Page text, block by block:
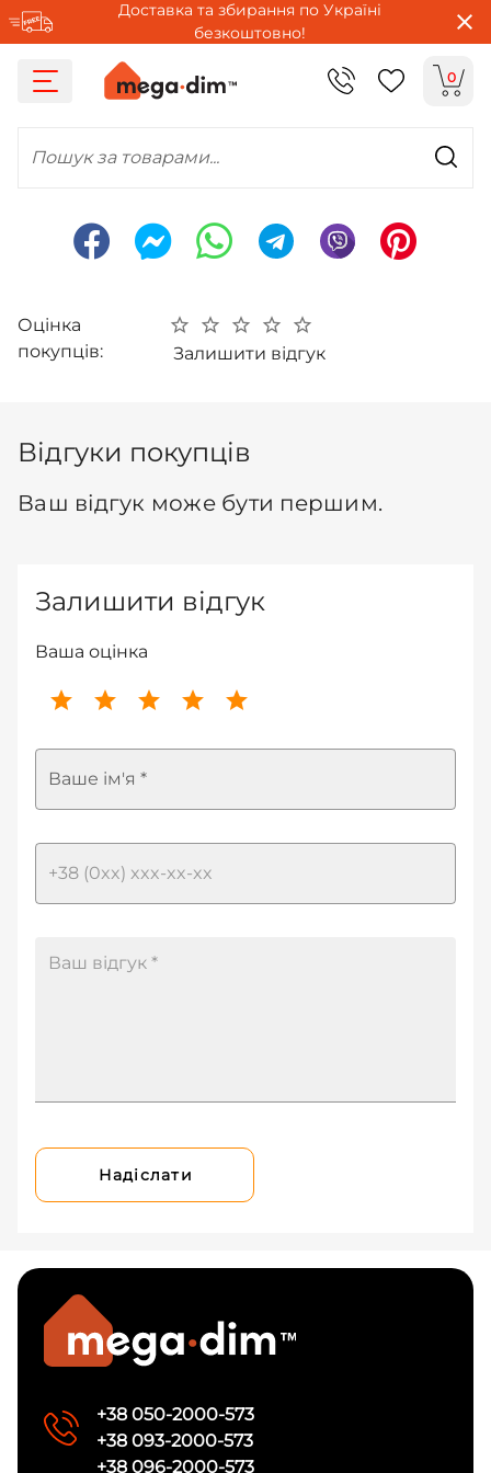
Доставка та збирання по Україні
безкоштовно!
0
Пошук за товарами...
Оцінка
покупців:
Залишити відгук
Відгуки покупців
Ваш відгук може бути першим.
Залишити відгук
Ваша оцінка
Ваше ім'я *
Надіслати
+38 050-2000-573
+38 093-2000-573
+38 096-2000-573